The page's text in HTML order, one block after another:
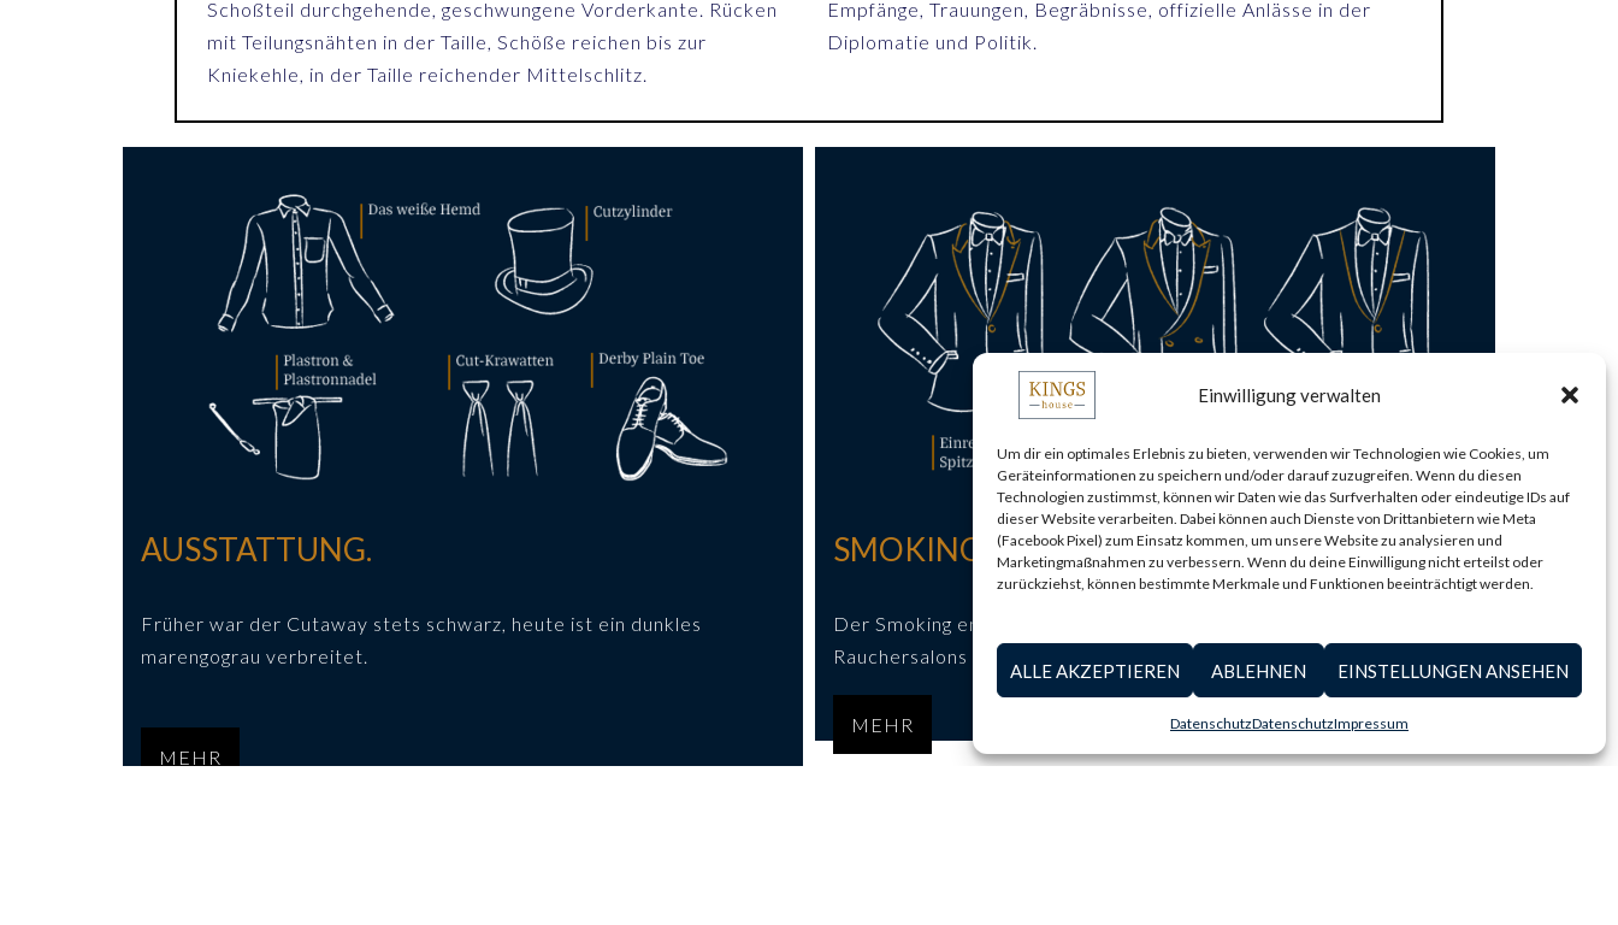
Einwilligung verwalten
Um dir ein optimales Erlebnis zu bieten, verwenden wir Technologien wie Cookies, um
Geräteinformationen zu speichern und/oder darauf zuzugreifen. Wenn du diesen
Technologien zustimmst, können wir Daten wie das Surfverhalten oder eindeutige IDs auf
dieser Website verarbeiten. Dabei können auch Dienste von Drittanbietern wie Meta
(Facebook Pixel) zum Einsatz kommen, um unsere Website zu analysieren und
Marketingmaßnahmen zu verbessern. Wenn du deine Einwilligung nicht erteilst oder
zurückziehst, können bestimmte Merkmale und Funktionen beeinträchtigt werden.
ALLE AKZEPTIEREN ABLEHNEN EINSTELLUNGEN ANSEHEN
DatenschutzDatenschutzImpressum
Schoßteil durchgehende, geschwungene Vorderkante. Rücken
mit Teilungsnähten in der Taille, Schöße reichen bis zur
Kniekehle, in der Taille reichender Mittelschlitz.
Empfänge, Trauungen, Begräbnisse, offizielle Anlässe in der
Diplomatie und Politik.
AUSSTATTUNG.
Früher war der Cutaway stets schwarz, heute ist ein dunkles
marengograu verbreitet.
MEHR
SMOKING.
Der Smoking entsteht Ende des vorigen Jahrhunderts in den
Rauchersalons der englischen Herren.
MEHR